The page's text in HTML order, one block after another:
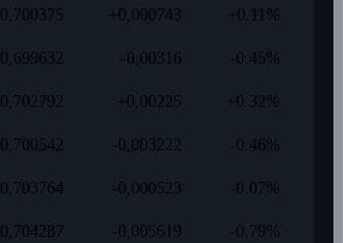
0,700375 +0,000743 +0.11%
0,699632 -0,00316 -0.45%
0,702792 +0,00225 +0.32%
0,700542 -0,003222 -0.46%
0,703764 -0,000523 -0.07%
0,704287 -0,005619 -0.79%